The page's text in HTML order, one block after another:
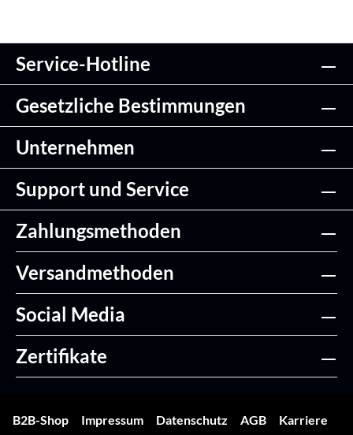
Service-Hotline
Gesetzliche Bestimmungen
Unternehmen
Support und Service
Zahlungsmethoden
Versandmethoden
Social Media
Zertifikate
B2B-Shop Impressum Datenschutz AGB Karriere